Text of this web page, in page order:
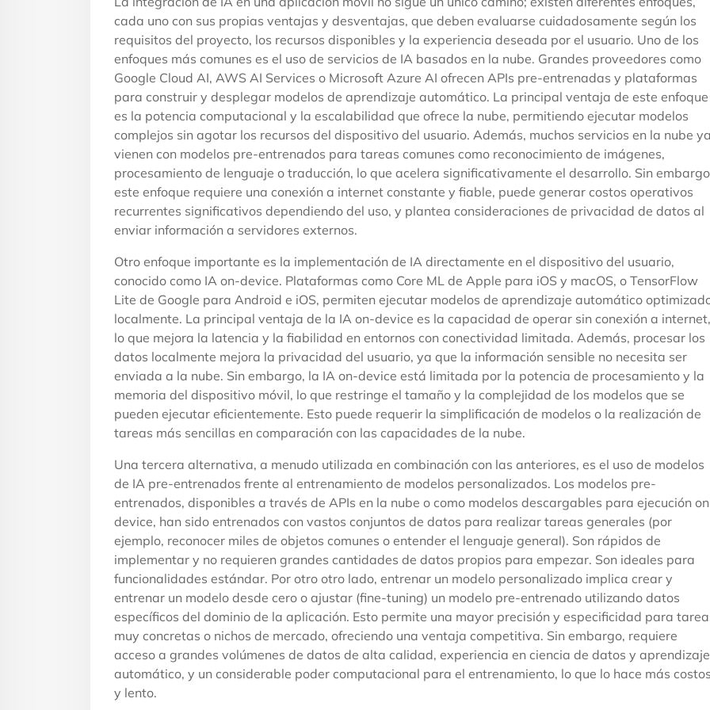
cada uno con sus propias ventajas y desventajas, que deben evaluarse cuidadosamente según los
requisitos del proyecto, los recursos disponibles y la experiencia deseada por el usuario. Uno de los
enfoques más comunes es el uso de servicios de IA basados en la nube. Grandes proveedores como
Google Cloud AI, AWS AI Services o Microsoft Azure AI ofrecen APIs pre-entrenadas y plataformas
para construir y desplegar modelos de aprendizaje automático. La principal ventaja de este enfoque
es la potencia computacional y la escalabilidad que ofrece la nube, permitiendo ejecutar modelos
complejos sin agotar los recursos del dispositivo del usuario. Además, muchos servicios en la nube ya
vienen con modelos pre-entrenados para tareas comunes como reconocimiento de imágenes,
procesamiento de lenguaje o traducción, lo que acelera significativamente el desarrollo. Sin
este enfoque requiere una conexión a internet constante y fiable, puede generar costos operativos
recurrentes significativos dependiendo del uso, y plantea consideraciones de privacidad de datos al
enviar información a servidores externos.
Otro enfoque importante es la implementación de IA directamente en el dispositivo del usuario,
conocido como IA on-device. Plataformas como Core ML de Apple para iOS y macOS, o TensorFlow
Lite de Google para Android e iOS, permiten ejecutar modelos de aprendizaje automático
localmente. La principal ventaja de la IA on-device es la capacidad de operar sin conexión a internet,
lo que mejora la latencia y la fiabilidad en entornos con conectividad limitada. Además, procesar los
datos localmente mejora la privacidad del usuario, ya que la información sensible no necesita ser
enviada a la nube. Sin embargo, la IA on-device está limitada por la potencia de procesamiento y la
memoria del dispositivo móvil, lo que restringe el tamaño y la complejidad de los modelos que se
pueden ejecutar eficientemente. Esto puede requerir la simplificación de modelos o la realización de
tareas más sencillas en comparación con las capacidades de la nube.
Una tercera alternativa, a menudo utilizada en combinación con las anteriores, es el uso de modelos
de IA pre-entrenados frente al entrenamiento de modelos personalizados. Los modelos pre-
entrenados, disponibles a través de APIs en la nube o como modelos descargables para ejecución
device, han sido entrenados con vastos conjuntos de datos para realizar tareas generales (por
ejemplo, reconocer miles de objetos comunes o entender el lenguaje general). Son rápidos de
implementar y no requieren grandes cantidades de datos propios para empezar. Son ideales para
funcionalidades estándar. Por otro otro lado, entrenar un modelo personalizado implica crear y
entrenar un modelo desde cero o ajustar (fine-tuning) un modelo pre-entrenado utilizando datos
específicos del dominio de la aplicación. Esto permite una mayor precisión y especificidad para
muy concretas o nichos de mercado, ofreciendo una ventaja competitiva. Sin embargo, requiere
acceso a grandes volúmenes de datos de alta calidad, experiencia en ciencia de datos y aprendizaje
automático, y un considerable poder computacional para el entrenamiento, lo que lo hace más
y lento.